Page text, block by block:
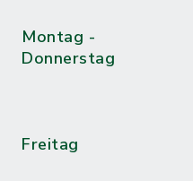
Montag -
Donnerstag
Freitag